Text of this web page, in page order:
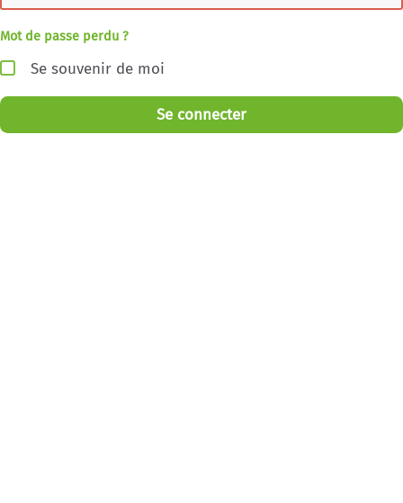
Mot de passe perdu ?
Se souvenir de moi
Se connecter